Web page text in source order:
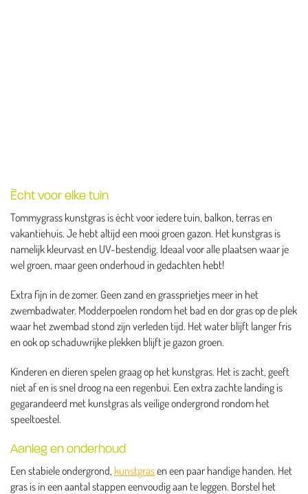
Ècht voor elke tuin
Tommygrass kunstgras is ècht voor iedere tuin, balkon, terras en
vakantiehuis. Je hebt altijd een mooi groen gazon. Het kunstgras is
namelijk kleurvast en UV-bestendig. Ideaal voor alle plaatsen waar je
wel groen, maar geen onderhoud in gedachten hebt!
Extra fijn in de zomer. Geen zand en grassprietjes meer in het
zwembadwater. Modderpoelen rondom het bad en dor gras op de plek
waar het zwembad stond zijn verleden tijd. Het water blijft langer fris
en ook op schaduwrijke plekken blijft je gazon groen.
Kinderen en dieren spelen graag op het kunstgras. Het is zacht, geeft
niet af en is snel droog na een regenbui. Een extra zachte landing is
gegarandeerd met kunstgras als veilige ondergrond rondom het
speeltoestel.
Aanleg en onderhoud
Een stabiele ondergrond, kunstgrasen een paar handige handen. Het
gras is in een aantal stappen eenvoudig aan te leggen. Borstel het